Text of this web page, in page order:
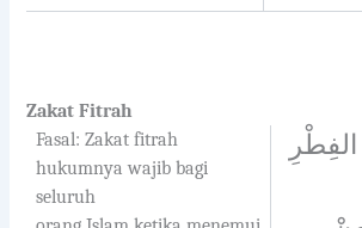
Zakat Fitrah
Fasal: Zakat fitrah
hukumnya wajib bagi
seluruh